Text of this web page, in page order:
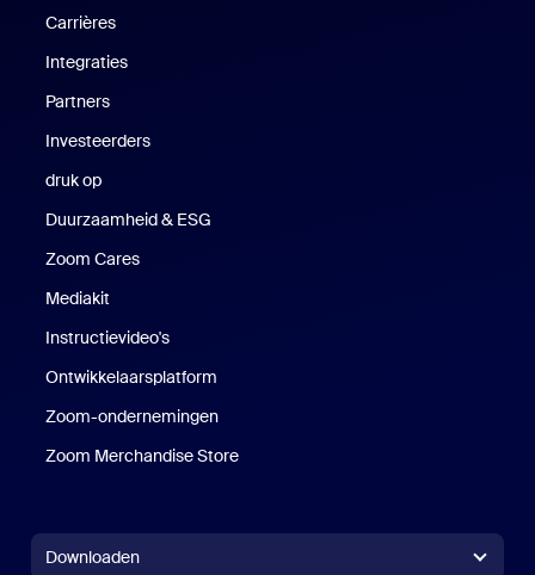
Carrières
Integraties
Partners
Investeerders
druk op
Duurzaamheid & ESG
Zoom Cares
Mediakit
Instructievideo's
Ontwikkelaarsplatform
Zoom-ondernemingen
Zoom Merchandise Store
Downloaden